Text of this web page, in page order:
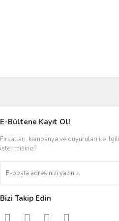
E-Bültene Kayıt Ol!
Fırsatları, kampanya ve duyuruları ile
ister misiniz?
Bizi Takip Edin